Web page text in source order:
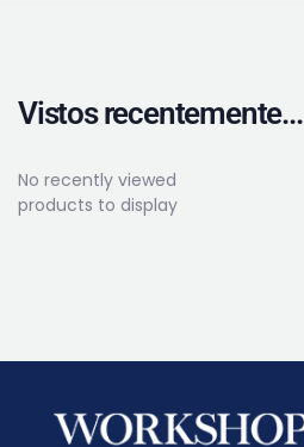
Vistos recentemente...
No recently viewed
products to display